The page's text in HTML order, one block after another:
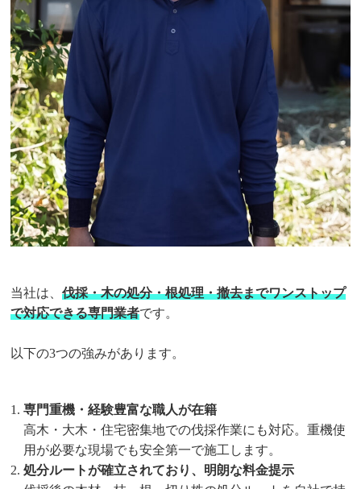
当社は、伐採・木の処分・根処理・撤去までワンストップ
で対応できる専門業者です。
以下の3つの強みがあります。
専門重機・経験豊富な職人が在籍
高木・大木・住宅密集地での伐採作業にも対応。重機使
用が必要な現場でも安全第一で施工します。
処分ルートが確立されており、明朗な料金提示